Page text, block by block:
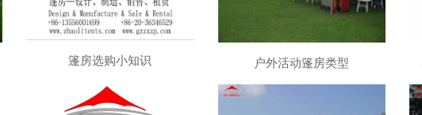
篷房选购小知识 户外活动篷房类型